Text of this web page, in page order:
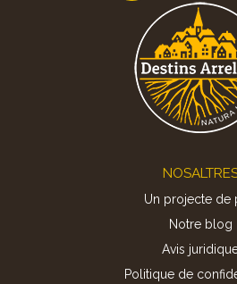
Un projecte de
Notre blog
Avis
Politique de